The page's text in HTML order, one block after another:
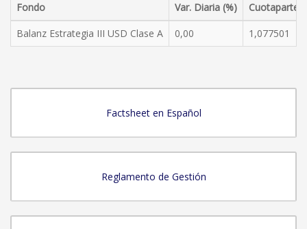
Fondo Var. Diaria (%)
Cuotaparte
Balanz Estrategia III USD Clase A
0,00 1,077501
Factsheet en Español
Reglamento de Gestión